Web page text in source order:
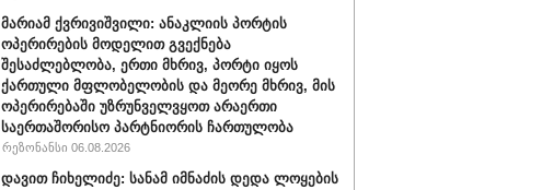
მარიამ ქვრივიშვილი: ანაკლიის პორტის
ოპერირების მოდელით გვექნება
შესაძლებლობა, ერთი მხრივ, პორტი იყოს
ქართული მფლობელობის და მეორე მხრივ, მის
ოპერირებაში უზრუნველვყოთ არაერთი
საერთაშორისო პარტნიორის ჩართულობა
რეზონანსი 06.08.2026
დავით ჩიხელიძე: სანამ იმნაძის დედა ლოყების